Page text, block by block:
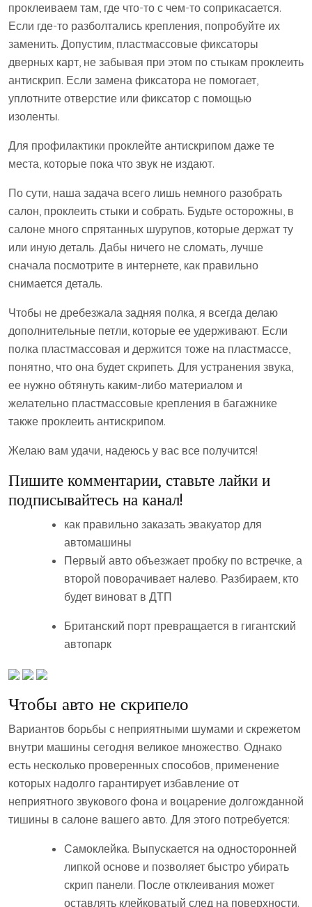
проклеиваем там, где что-то с чем-то соприкасается.
Если где-то разболтались крепления, попробуйте их
заменить. Допустим, пластмассовые фиксаторы
дверных карт, не забывая при этом по стыкам проклеить
антискрип. Если замена фиксатора не помогает,
уплотните отверстие или фиксатор с помощью
изоленты.
Для профилактики проклейте антискрипом даже те
места, которые пока что звук не издают.
По сути, наша задача всего лишь немного разобрать
салон, проклеить стыки и собрать. Будьте осторожны, в
салоне много спрятанных шурупов, которые держат ту
или иную деталь. Дабы ничего не сломать, лучше
сначала посмотрите в интернете, как правильно
снимается деталь.
Чтобы не дребезжала задняя полка, я всегда делаю
дополнительные петли, которые ее удерживают. Если
полка пластмассовая и держится тоже на пластмассе,
понятно, что она будет скрипеть. Для устранения звука,
ее нужно обтянуть каким-либо материалом и
желательно пластмассовые крепления в багажнике
также проклеить антискрипом.
Желаю вам удачи, надеюсь у вас все получится!
Пишите комментарии, ставьте лайки и
подписывайтесь на канал!
как правильно заказать эвакуатор для
автомашины
Первый авто объезжает пробку по встречке, а
второй поворачивает налево. Разбираем, кто
будет виноват в ДТП
Британский порт превращается в гигантский
автопарк
Чтобы авто не скрипело
Вариантов борьбы с неприятными шумами и скрежетом
внутри машины сегодня великое множество. Однако
есть несколько проверенных способов, применение
которых надолго гарантирует избавление от
неприятного звукового фона и воцарение долгожданной
тишины в салоне вашего авто. Для этого потребуется:
Самоклейка. Выпускается на односторонней
липкой основе и позволяет быстро убирать
скрип панели. После отклеивания может
оставлять клейковатый след на поверхности.